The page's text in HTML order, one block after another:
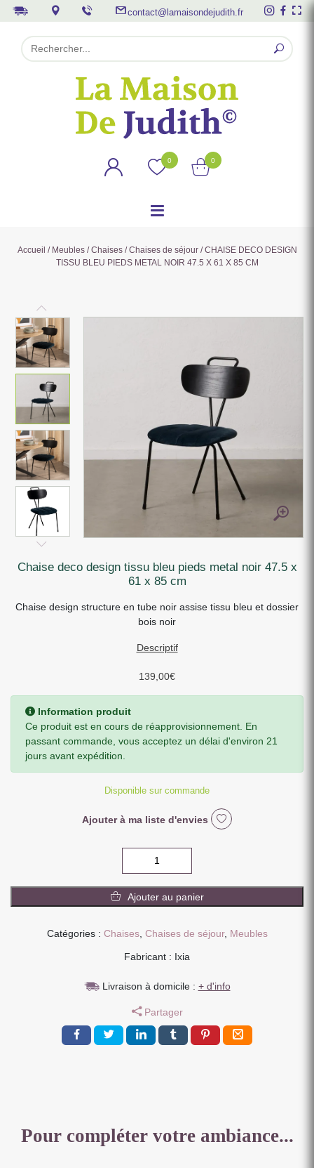
contact@lamaisondejudith.fr
0 0
Accueil / Meubles/Chaises/Chaises de séjour/ CHAISE DECO DESIGN
TISSU BLEU PIEDS METAL NOIR 47.5 X 61 X 85 CM
chaise deco design tissu bleu pieds metal noir 47.5 x
61 x 85 cm
Chaise design structure en tube noir assise tissu bleu et dossier
bois noir
Descriptif
139,00€
Information produit
Ce produit est en cours de réapprovisionnement. En
passant commande, vous acceptez un délai d'environ 21
jours avant expédition.
Disponible sur commande
Ajouter à ma liste d'envies
DECO
TISSU
BLEU
PIEDS
NOIR
61
X
Ajouter au panier
Catégories : Chaises, Chaises de séjour, Meubles
Fabricant : Ixia
Livraison à domicile : + d'info
Partager
Pour compléter votre ambiance...